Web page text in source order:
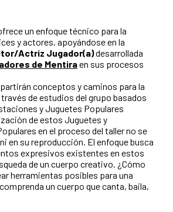
un enfoque técnico para la
y actores, apoyándose en la
Actriz Jugador(a)desarrollada
de Mentiraen sus procesos
conceptos y caminos para la
de estudios del grupo basados
y Juguetes Populares
de estos Juguetes y
en el proceso del taller no se
en su reproducción. El enfoque busca
expresivos existentes en estos
de un cuerpo creativo. ¿Cómo
herramientas posibles para una
un cuerpo que canta, baila,